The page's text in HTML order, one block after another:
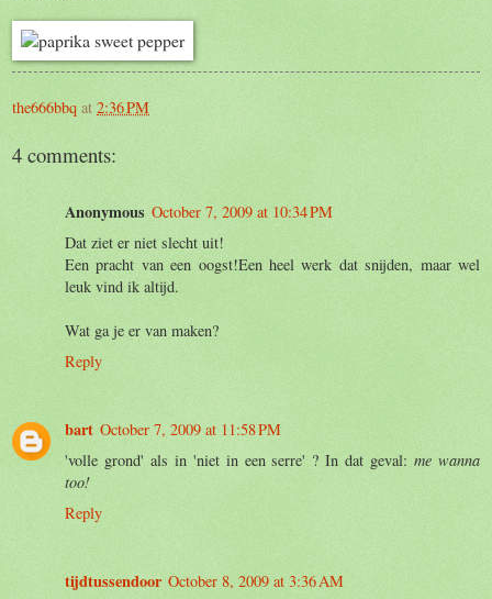
the666bbq at 2:36 PM
4 comments:
Anonymous October 7, 2009 at 10:34 PM
Dat ziet er niet slecht uit!
Een pracht van een oogst!Een heel werk dat snijden, maar wel
leuk vind ik altijd.
Wat ga je er van maken?
Reply
bart October 7, 2009 at 11:58 PM
'volle grond' als in 'niet in een serre' ? In dat geval:me wanna
too!
Reply
tijdtussendoor October 8, 2009 at 3:36 AM